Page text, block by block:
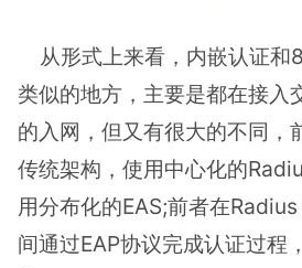
从形式上来看，内嵌认证和
类似的地方，主要是都在接入
的入网，但又有很大的不同，
传统架构，使用中心化的
用分布化的EAS;前者在
间通过EAP协议完成认证过程